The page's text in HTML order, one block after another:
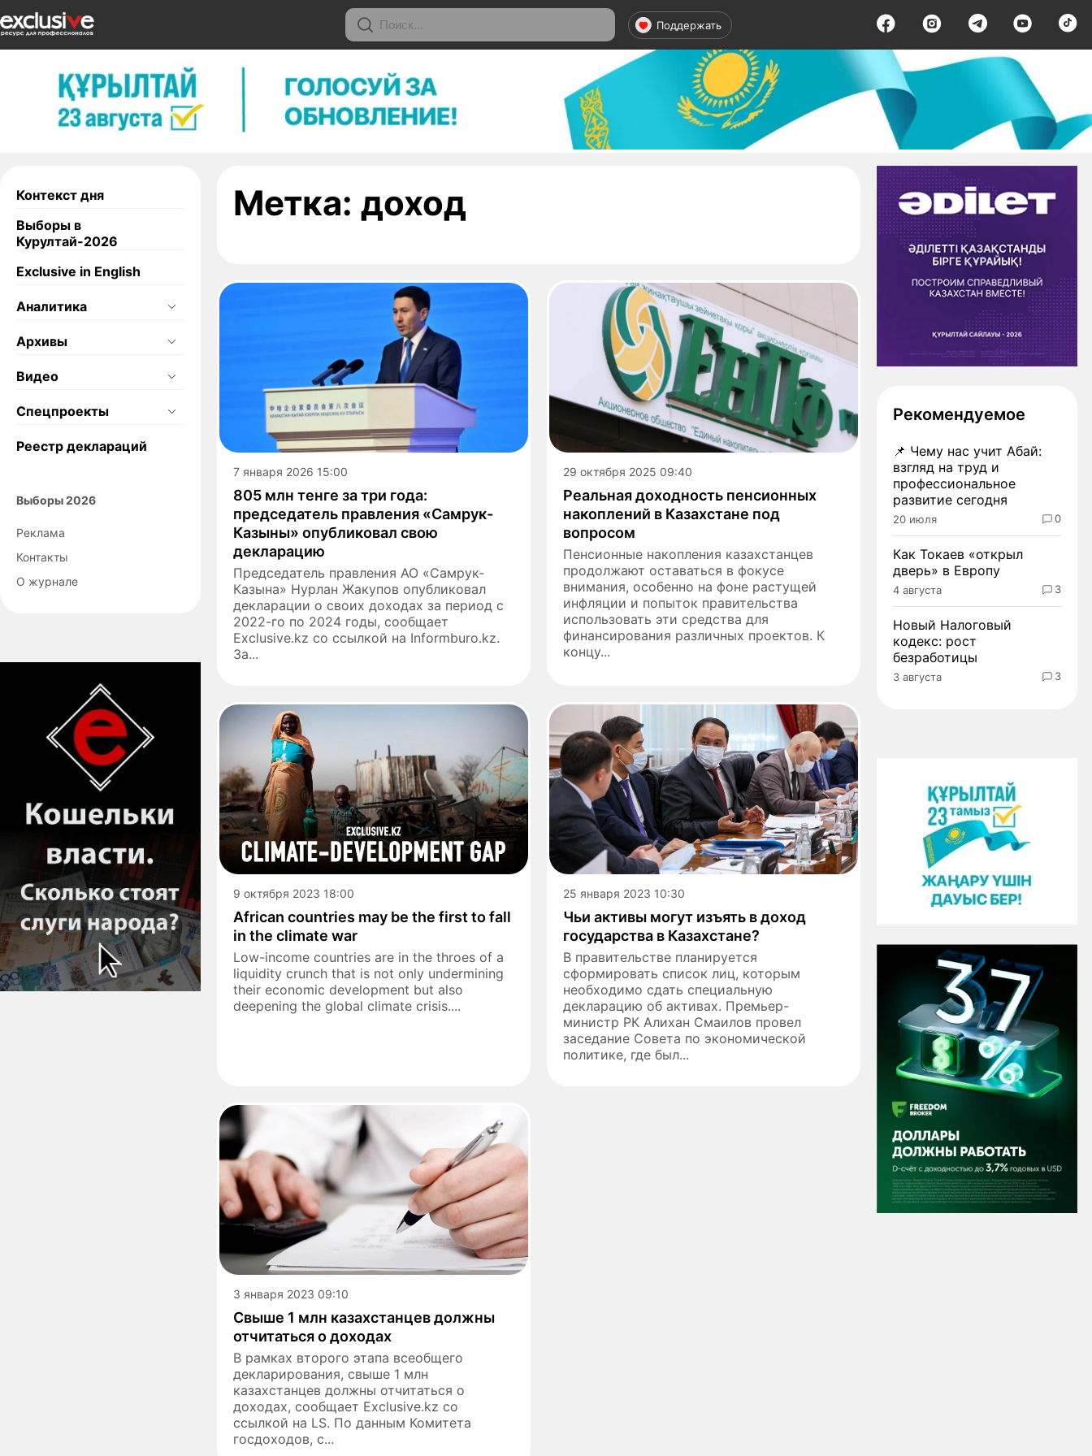
Поддержать
Контекст дня
Выборы в
Курултай-2026
Exclusive in English
Аналитика
Архивы
Видео
Спецпроекты
Реестр деклараций
Выборы 2026
Реклама
Контакты
О журнале
Метка: доход
7 января 2026 15:00
805 млн тенге за три года:
председатель правления «Самрук-
Казыны» опубликовал свою
декларацию
Председатель правления АО «Самрук-
Казына» Нурлан Жакупов опубликовал
декларации о своих доходах за период с
2022-го по 2024 годы, сообщает
Exclusive.kz со ссылкой на Informburo.kz.
За...
29 октября 2025 09:40
Реальная доходность пенсионных
накоплений в Казахстане под
вопросом
Пенсионные накопления казахстанцев
продолжают оставаться в фокусе
внимания, особенно на фоне растущей
инфляции и попыток правительства
использовать эти средства для
финансирования различных проектов. К
концу...
9 октября 2023 18:00
African countries may be the first to fall
in the climate war
Low-income countries are in the throes of a
liquidity crunch that is not only undermining
their economic development but also
deepening the global climate crisis....
25 января 2023 10:30
Чьи активы могут изъять в доход
государства в Казахстане?
В правительстве планируется
сформировать список лиц, которым
необходимо сдать специальную
декларацию об активах. Премьер-
министр РК Алихан Смаилов провел
заседание Совета по экономической
политике, где был...
3 января 2023 09:10
Свыше 1 млн казахстанцев должны
отчитаться о доходах
В рамках второго этапа всеобщего
декларирования, свыше 1 млн
казахстанцев должны отчитаться о
доходах, сообщает Exclusive.kz со
ссылкой на LS. По данным Комитета
госдоходов, с...
Рекомендуемое
📌 Чему нас учит Абай:
взгляд на труд и
профессиональное
развитие сегодня
20 июля 0
Как Токаев «открыл
дверь» в Европу
4 августа 3
Новый Налоговый
кодекс: рост
безработицы
3 августа 3